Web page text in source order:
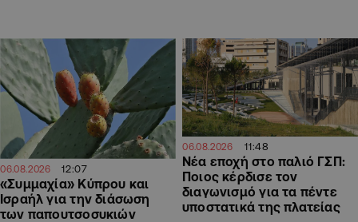
06.08.2026 12:07
«Συμμαχία» Κύπρου και
Ισραήλ για την διάσωση
των παπουτσοσυκιών
06.08.2026 11:48
Νέα εποχή στο παλιό ΓΣΠ:
Ποιος κέρδισε τον
διαγωνισμό για τα πέντε
υποστατικά της πλατείας